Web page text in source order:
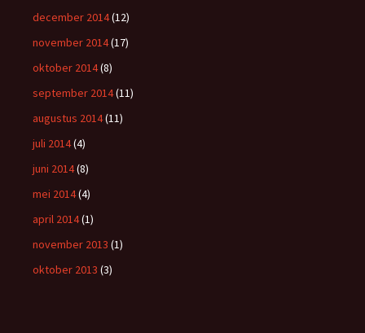
december 2014(12)
november 2014(17)
oktober 2014(8)
september 2014(11)
augustus 2014(11)
juli 2014(4)
juni 2014(8)
mei 2014(4)
april 2014(1)
november 2013 (1)
oktober 2013 (3)